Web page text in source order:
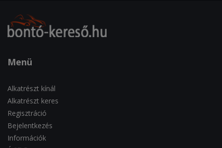
Menü
Alkatrészt kínál
Alkatrészt keres
Regisztráció
Bejelentkezés
Információk